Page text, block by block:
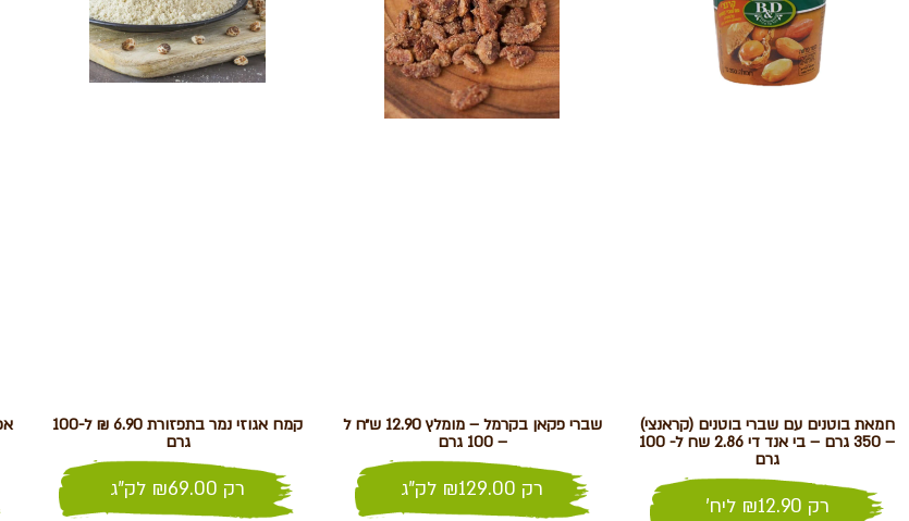
חמאת בוטנים עם שברי בוטנים (קראנצי)
– 350 גרם – בי אנד די 2.86 שח ל- 100
גרם
רק ₪12.90 ליח'
שברי פקאן בקרמל – מומלץ 12.90 ש״ח ל
– 100 גרם
רק ₪129.00 לק"ג
קמח אגוזי נמר בתפזורת 6.90 ₪ ל-100
גרם
רק ₪69.00 לק"ג